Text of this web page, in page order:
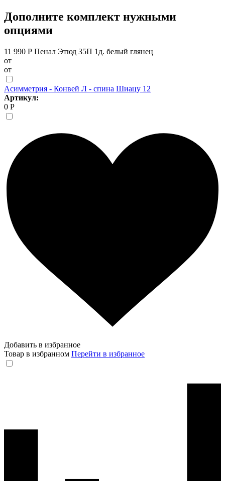
Дополните комплект нужными
опциями
11 990 Р Пенал Этюд 35П 1д. белый глянец
от
от
Асимметрия - Конвей Л - спина Шиацу 12
Артикул:
0 Р
Добавить в избранное
Товар в избранном Перейти в избранное